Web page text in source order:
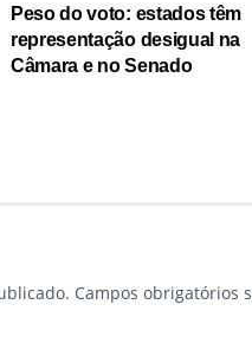
Peso do voto: estados têm
representação desigual na
Câmara e no Senado
Campos obrigatórios